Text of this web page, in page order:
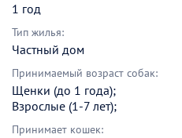
1 год
Тип жилья:
Частный дом
Принимаемый возраст собак:
Щенки (до 1 года);
Взрослые (1-7 лет);
Принимает кошек: